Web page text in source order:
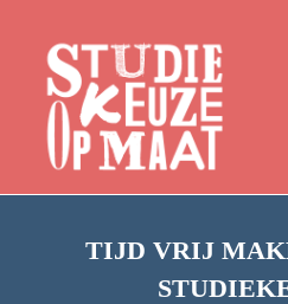
TIJD VRIJ